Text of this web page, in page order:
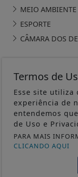
MEIO AMBIENTE
ESPORTE
CÂMARA DOS
ÁGUA PRETA
Termos de
Esse site utiliza
experiência de
entendemos
de Uso e
PARA MAIS
CLICANDO AQUI